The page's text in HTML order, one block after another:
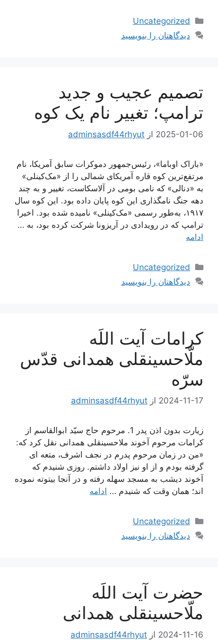
دسته‌ها
Uncategorized
دیدگاهتان را بنویسید
تصمیم عجیب و جدید
ترامپ؛ تغییر نام یک کوه
2025-01-06 از adminsasdf44rhyut
«باراک اوباما»، رئیس‌جمهور دموکرات سابق آمریکا، نام
مرتفع‌ترین کوه قاره آمریکای شمالی را از «مک‌کینلی»
به «دنالی» که نامی بومی در آلاسکاست، تغییر و به چند
دهه جنگ نامگذاری این کوه پایان داده بود. این کوه سال
۱۹۱۷، به‌طور رسمی «مک‌کینلی» نامیده شده بود. اخیرا
ترامپ که در رویدادی در آریزونا شرکت کرده بود، به …
ادامه
دسته‌ها
Uncategorized
دیدگاهتان را بنویسید
کرامات آیت اللَه
ملّاحسینقلی همدانی قدّس
سرّه
2024-11-17 از adminsasdf44rhyut
زیارت بدون اذن پدر 1. مرحوم حاج سيّد ابوالقاسم از
كرامات مرحوم آخوند ملاحسينقلى همدانى نقل كرد كه:
«من در زمان مرحوم پدرم در نجف اشرف، متعه‏ اى
گرفته بودم و از او نيز اولاد داشتم. روزى شنيدم كه
آخوند ديشب به مسجد سهله رفته و در آنجا بيتوته نموده‏
اند؛ همان وقت كه شنيدم … ادامه
دسته‌ها
Uncategorized
دیدگاهتان را بنویسید
حضرت آیت اللَه
ملّاحسینقلی همدانی
2024-11-16 از adminsasdf44rhyut